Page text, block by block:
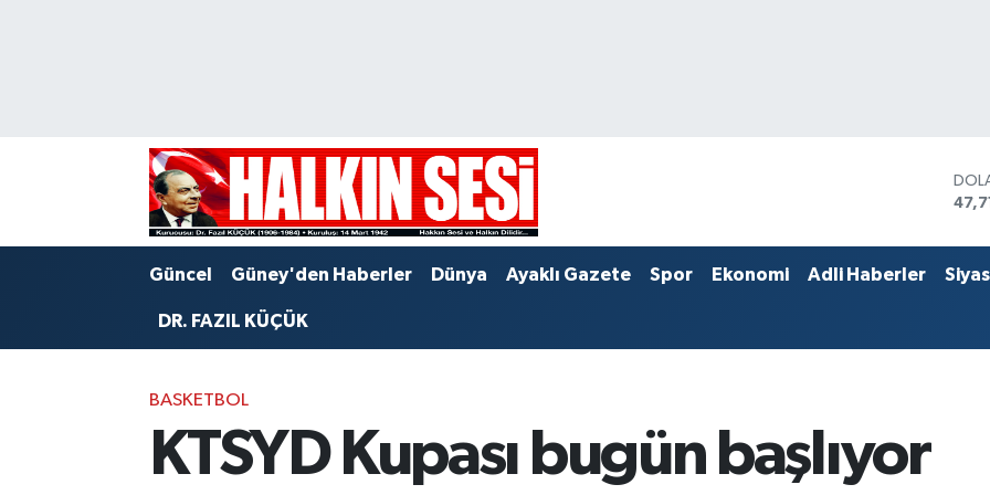
Güncel Güney'den Haberler Dünya Ayaklı Gazete Spor Ekonomi Adli Haberler
DR. FAZIL KÜÇÜK
BASKETBOL
KTSYD Kupası bugün başlıyor
Trafik Durumu
Puan Durumu ve Fikstür